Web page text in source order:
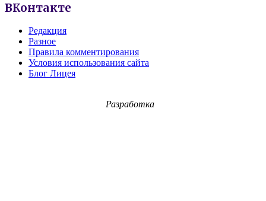
ВКонтакте
Редакция
Разное
Правила комментирования
Условия использования сайта
Блог Лицея
Разработка